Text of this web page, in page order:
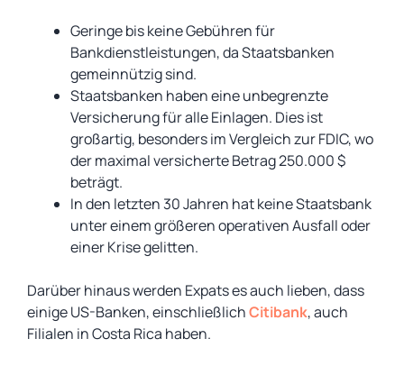
Geringe bis keine Gebühren für
Bankdienstleistungen, da Staatsbanken
gemeinnützig sind.
Staatsbanken haben eine unbegrenzte
Versicherung für alle Einlagen. Dies ist
großartig, besonders im Vergleich zur FDIC, wo
der maximal versicherte Betrag 250.000 $
beträgt.
In den letzten 30 Jahren hat keine Staatsbank
unter einem größeren operativen Ausfall oder
einer Krise gelitten.
Darüber hinaus werden Expats es auch lieben, dass
einige US-Banken, einschließlichCitibank, auch
Filialen in Costa Rica haben.